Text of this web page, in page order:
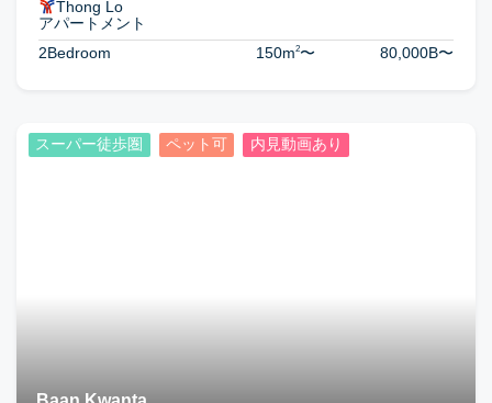
Thong Lo
アパートメント
2Bedroom
150m2〜 80,000B〜
スーパー徒歩圏 ペット可 内見動画あり